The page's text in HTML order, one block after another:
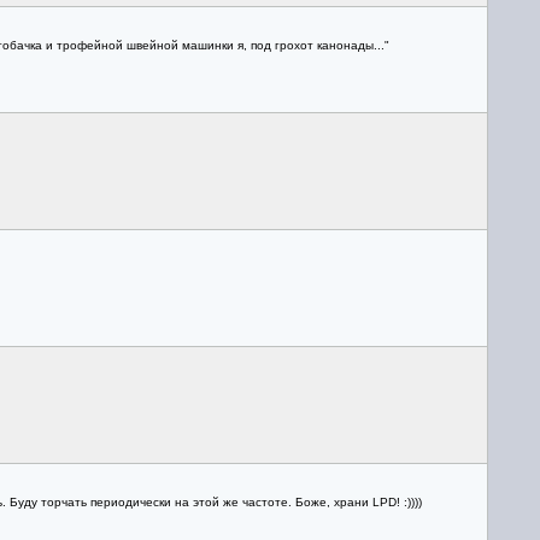
и трофейной швейной машинки я, под грохот канонады..."
торчать периодически на этой же частоте. Боже, храни LPD! :))))